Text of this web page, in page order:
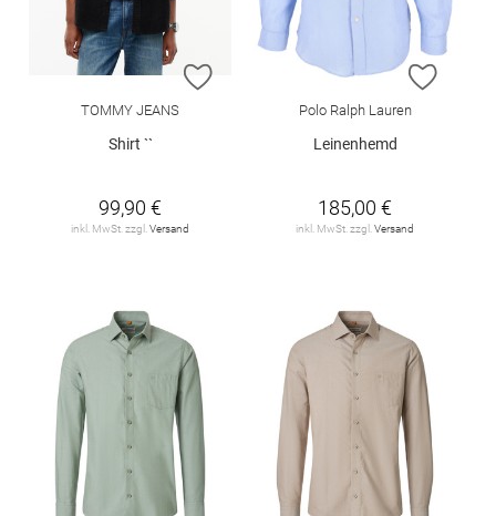
ZUR WUNSCHLISTE HINZUFÜGEN
TOMMY JEANS
Shirt ``
99,90 €
inkl. MwSt. zzgl. Versand
ZUR
Polo Ralph Lauren
Leinenhemd
185,00 €
inkl. MwSt. zzgl. Versand